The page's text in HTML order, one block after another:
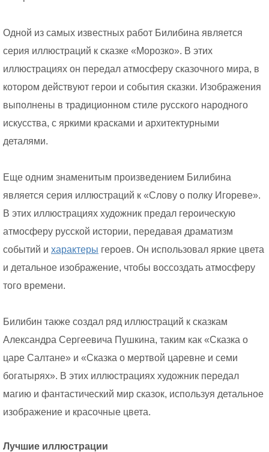
Одной из самых известных работ Билибина является
серия иллюстраций к сказке «Морозко». В этих
иллюстрациях он передал атмосферу сказочного мира, в
котором действуют герои и события сказки. Изображения
выполнены в традиционном стиле русского народного
искусства, с яркими красками и архитектурными
деталями.
Еще одним знаменитым произведением Билибина
является серия иллюстраций к «Слову о полку Игореве».
В этих иллюстрациях художник предал героическую
атмосферу русской истории, передавая драматизм
событий и характеры героев. Он использовал яркие цвета
и детальное изображение, чтобы воссоздать атмосферу
того времени.
Билибин также создал ряд иллюстраций к сказкам
Александра Сергеевича Пушкина, таким как «Сказка о
царе Салтане» и «Сказка о мертвой царевне и семи
богатырях». В этих иллюстрациях художник передал
магию и фантастический мир сказок, используя детальное
изображение и красочные цвета.
Лучшие иллюстрации